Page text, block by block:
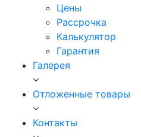
Цены
Рассрочка
Калькулятор
Гарантия
Галерея
Отложенные товары
Контакты